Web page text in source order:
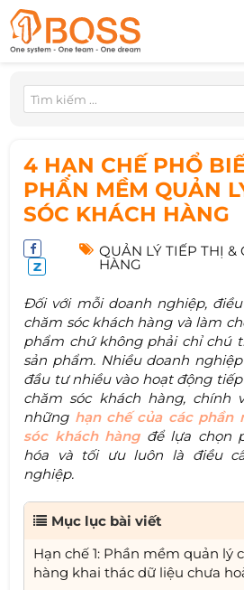
4 HẠN CHẾ PHỔ
PHẦN MỀM QUẢN
SÓC KHÁCH HÀNG
QUẢN LÝ TIẾP THỊ &
HÀNG
Đối với mỗi doanh nghiệp,
chăm sóc khách hàng và làm
phẩm chứ không phải chỉ chú
sản phẩm. Nhiều doanh
đầu tư nhiều vào hoạt động
chăm sóc khách hàng, chính
những hạn chế của các phần
sóc khách hàng để lựa chọn
hóa và tối ưu luôn là điều
nghiệp.
Mục lục bài viết
Hạn chế 1: Phần mềm quản lý
hàng khai thác dữ liệu chưa